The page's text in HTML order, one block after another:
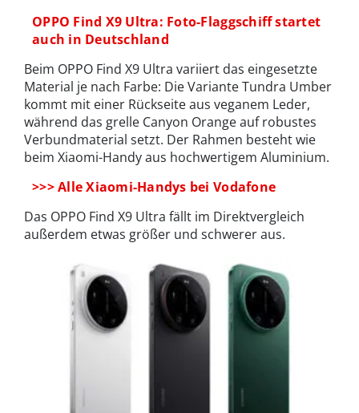
OPPO Find X9 Ultra: Foto-Flaggschiff startet
auch in Deutschland
Beim OPPO Find X9 Ultra variiert das eingesetzte
Material je nach Farbe: Die Variante Tundra Umber
kommt mit einer Rückseite aus veganem Leder,
während das grelle Canyon Orange auf robustes
Verbundmaterial setzt. Der Rahmen besteht wie
beim Xiaomi-Handy aus hochwertigem Aluminium.
>>> Alle Xiaomi-Handys bei Vodafone
Das OPPO Find X9 Ultra fällt im Direktvergleich
außerdem etwas größer und schwerer aus.